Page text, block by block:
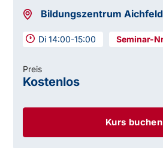
Bildungszentrum Aichfeld
Di 14:00-15:00
Kurs buchen
Preis
Kostenlos